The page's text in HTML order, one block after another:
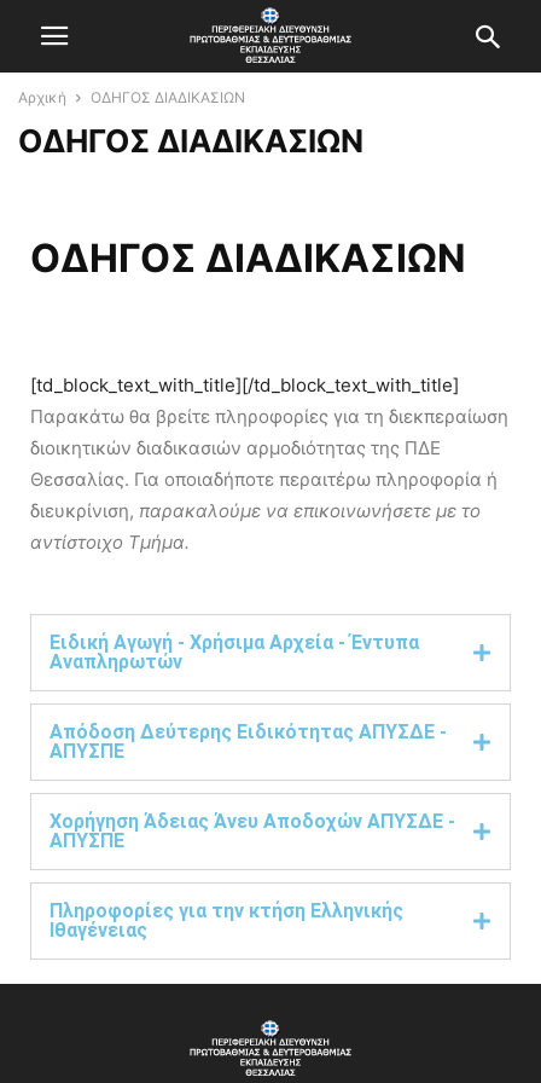
Αρχική ΟΔΗΓΟΣ ΔΙΑΔΙΚΑΣΙΩΝ
ΟΔΗΓΟΣ ΔΙΑΔΙΚΑΣΙΩΝ
ΟΔΗΓΟΣ ΔΙΑΔΙΚΑΣΙΩΝ
[td_block_text_with_title][/td_block_text_with_title]
Παρακάτω θα βρείτε πληροφορίες για τη διεκπεραίωση
διοικητικών διαδικασιών αρμοδιότητας της ΠΔΕ
Θεσσαλίας. Για οποιαδήποτε περαιτέρω πληροφορία ή
διευκρίνιση, παρακαλούμε να επικοινωνήσετε με το
αντίστοιχο Τμήμα.
Ειδική Αγωγή - Χρήσιμα Αρχεία - Έντυπα
Αναπληρωτών
Απόδοση Δεύτερης Ειδικότητας ΑΠΥΣΔΕ -
ΑΠΥΣΠΕ
Χορήγηση Άδειας Άνευ Αποδοχών ΑΠΥΣΔΕ -
ΑΠΥΣΠΕ
Πληροφορίες για την κτήση Ελληνικής
Ιθαγένειας